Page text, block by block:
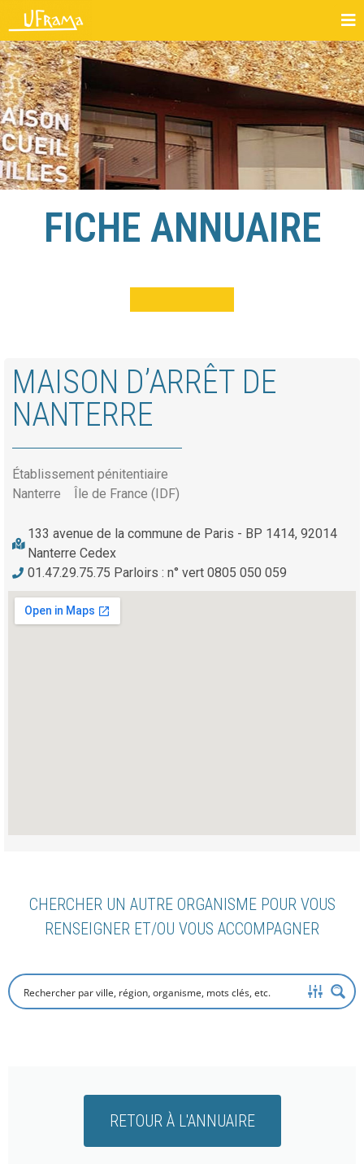
FICHE ANNUAIRE
MAISON D’ARRÊT DE
NANTERRE
Établissement pénitentiaire
Nanterre
Île de France (IDF)
133 avenue de la commune de Paris - BP 1414, 92014
Nanterre Cedex
01.47.29.75.75 Parloirs : n° vert 0805 050 059
CHERCHER UN AUTRE ORGANISME POUR VOUS
RENSEIGNER ET/OU VOUS ACCOMPAGNER
RETOUR À L'ANNUAIRE